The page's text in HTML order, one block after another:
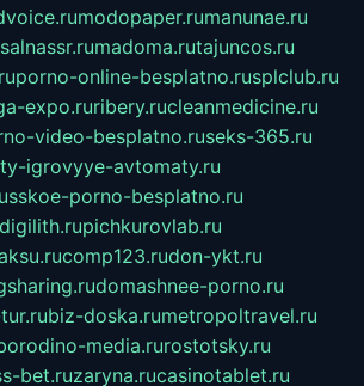
modopaper.rumanunae.ru
madoma.rutajuncos.ru
porno-online-besplatno.rusplclub.ru
expo.ruribery.rucleanmedicine.ru
video-besplatno.ruseks-365.ru
igrovyye-avtomaty.ru
porno-besplatno.ru
digilith.rupichkurovlab.ru
comp123.rudon-ykt.ru
domashnee-porno.ru
biz-doska.rumetropoltravel.ru
media.rurostotsky.ru
bet.ruzaryna.rucasinotablet.ru